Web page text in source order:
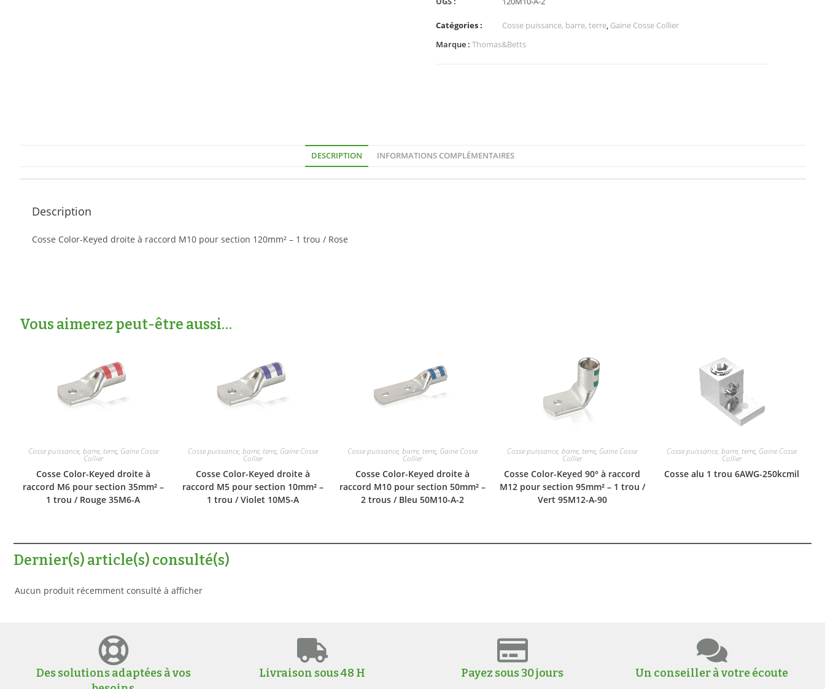
Catégories : Cosse puissance, barre, terre, Gaine Cosse Collier
Marque :Thomas&Betts
DESCRIPTION INFORMATIONS COMPLÉMENTAIRES
Description
Cosse Color-Keyed droite à raccord M10 pour section 120mm² – 1 trou / Rose
Vous aimerez peut-être aussi…
Cosse puissance, barre, terre, Gaine Cosse
Collier
Cosse Color-Keyed droite à
raccord M6 pour section 35mm² –
1 trou / Rouge 35M6-A
Cosse puissance, barre, terre, Gaine Cosse
Collier
Cosse Color-Keyed droite à
raccord M5 pour section 10mm² –
1 trou / Violet 10M5-A
Cosse puissance, barre, terre, Gaine Cosse
Collier
Cosse Color-Keyed droite à
raccord M10 pour section 50mm² –
2 trous / Bleu 50M10-A-2
Cosse puissance, barre, terre, Gaine Cosse
Collier
Cosse Color-Keyed 90° à raccord
M12 pour section 95mm² – 1 trou /
Vert 95M12-A-90
Cosse puissance, barre, terre, Gaine Cosse
Collier
Cosse alu 1 trou 6AWG-250kcmil
Dernier(s) article(s) consulté(s)
Aucun produit récemment consulté à afficher
Des solutions adaptées à vos
Livraison sous 48 H Payez sous 30 jours Un conseiller à votre écoute